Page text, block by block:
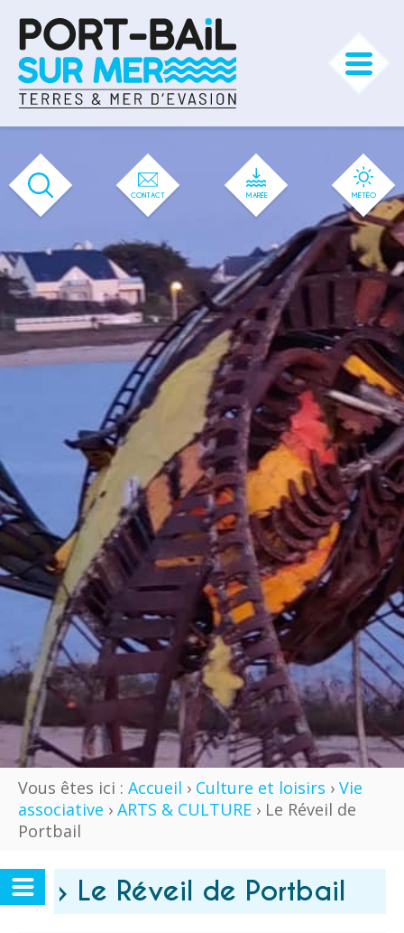
CONTACT MARÉE MÉTÉO
Vous êtes ici : Accueil › Culture et loisirs › Vie
associative › ARTS & CULTURE › Le Réveil de
Portbail
› Le Réveil de Portbail